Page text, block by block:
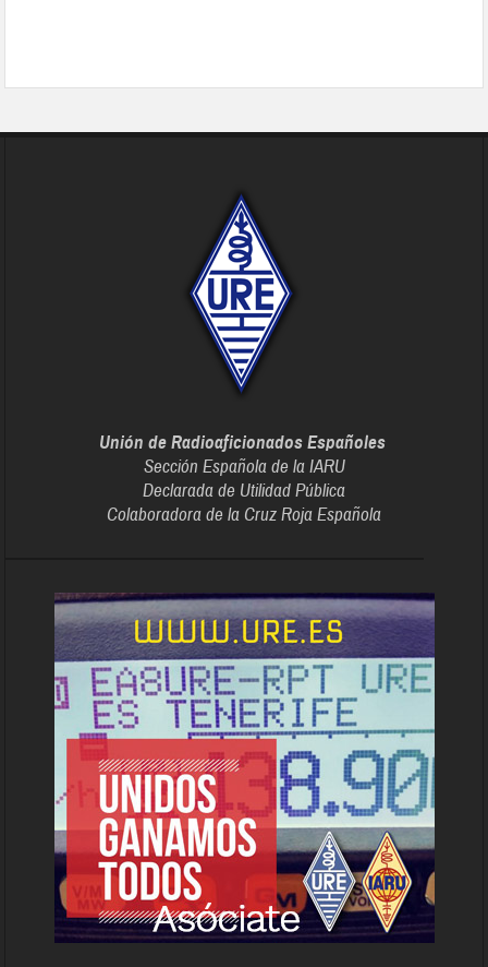
Unión de Radioaficionados Españoles
Sección Española de la IARU
Declarada de Utilidad Pública
Colaboradora de la Cruz Roja Española